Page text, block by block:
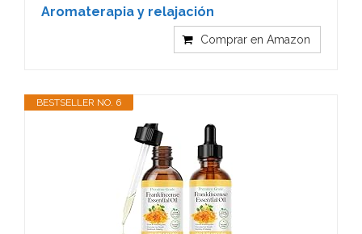
Aromaterapia y relajación
Comprar en Amazon
BESTSELLER NO. 6